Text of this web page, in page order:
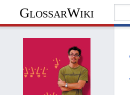
GlossarWiki